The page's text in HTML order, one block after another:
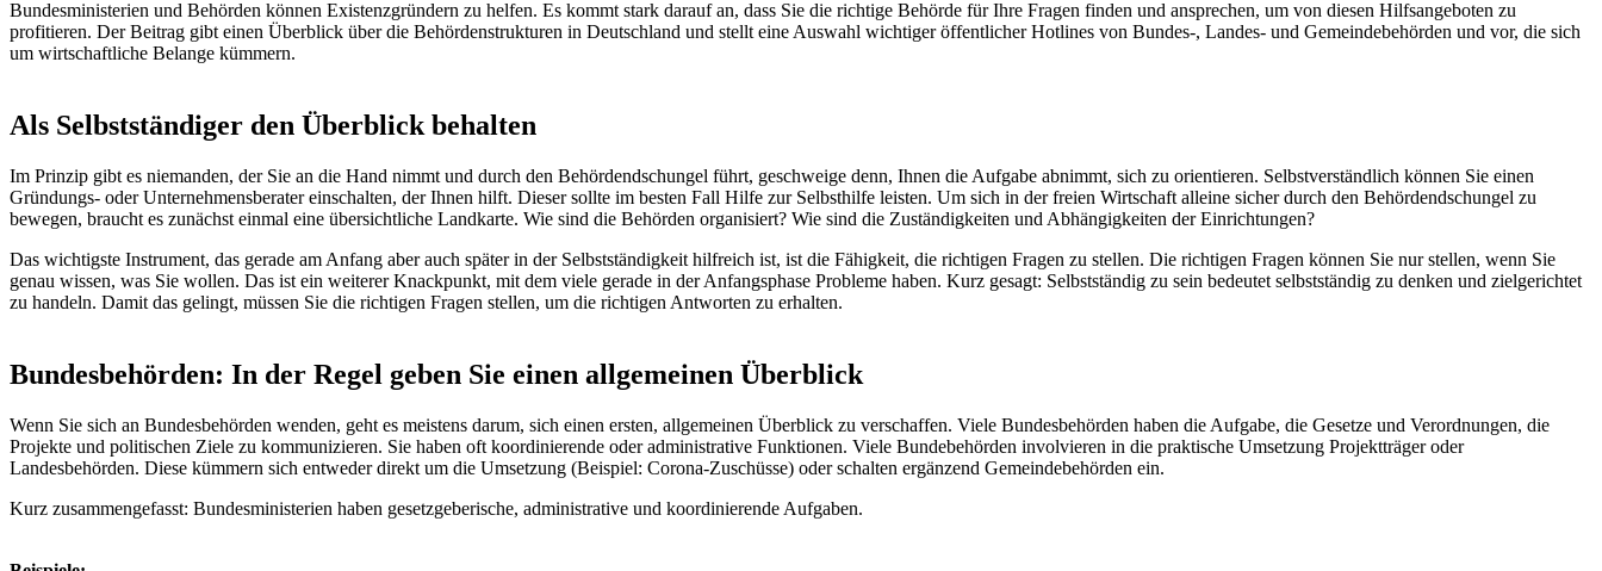
Bundesministerien und Behörden können Existenzgründern zu helfen. Es kommt stark darauf an, dass Sie die richtige Behörde für Ihre Fragen finden und ansprechen, um von diesen Hilfsangeboten zu
profitieren. Der Beitrag gibt einen Überblick über die Behördenstrukturen in Deutschland und stellt eine Auswahl wichtiger öffentlicher Hotlines von Bundes-, Landes- und Gemeindebehörden und vor, die sich
um wirtschaftliche Belange kümmern.
Als Selbstständiger den Überblick behalten
Im Prinzip gibt es niemanden, der Sie an die Hand nimmt und durch den Behördendschungel führt, geschweige denn, Ihnen die Aufgabe abnimmt, sich zu orientieren. Selbstverständlich können Sie einen
Gründungs- oder Unternehmensberater einschalten, der Ihnen hilft. Dieser sollte im besten Fall Hilfe zur Selbsthilfe leisten. Um sich in der freien Wirtschaft alleine sicher durch den Behördendschungel zu
bewegen, braucht es zunächst einmal eine übersichtliche Landkarte. Wie sind die Behörden organisiert? Wie sind die Zuständigkeiten und Abhängigkeiten der Einrichtungen?
Das wichtigste Instrument, das gerade am Anfang aber auch später in der Selbstständigkeit hilfreich ist, ist die Fähigkeit, die richtigen Fragen zu stellen. Die richtigen Fragen können Sie nur stellen, wenn Sie
genau wissen, was Sie wollen. Das ist ein weiterer Knackpunkt, mit dem viele gerade in der Anfangsphase Probleme haben. Kurz gesagt: Selbstständig zu sein bedeutet selbstständig zu denken und zielgerichtet
zu handeln. Damit das gelingt, müssen Sie die richtigen Fragen stellen, um die richtigen Antworten zu erhalten.
Bundesbehörden: In der Regel geben Sie einen allgemeinen Überblick
Wenn Sie sich an Bundesbehörden wenden, geht es meistens darum, sich einen ersten, allgemeinen Überblick zu verschaffen. Viele Bundesbehörden haben die Aufgabe, die Gesetze und Verordnungen, die
Projekte und politischen Ziele zu kommunizieren. Sie haben oft koordinierende oder administrative Funktionen. Viele Bundebehörden involvieren in die praktische Umsetzung Projektträger oder
Landesbehörden. Diese kümmern sich entweder direkt um die Umsetzung (Beispiel: Corona-Zuschüsse) oder schalten ergänzend Gemeindebehörden ein.
Kurz zusammengefasst: Bundesministerien haben gesetzgeberische, administrative und koordinierende Aufgaben.